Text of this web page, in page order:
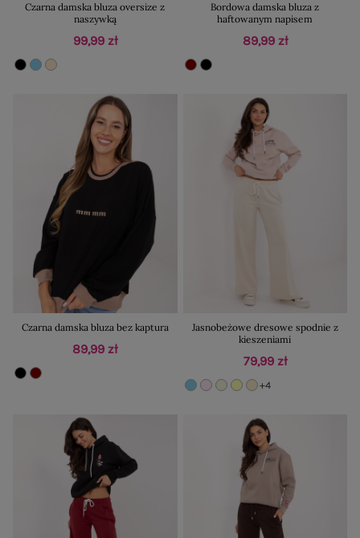
Czarna damska bluza oversize z
naszywką
99,99 zł
Bordowa damska bluza z
haftowanym napisem
89,99 zł
Czarna damska bluza bez kaptura
89,99 zł
Jasnobeżowe dresowe spodnie z
kieszeniami
79,99 zł
+4